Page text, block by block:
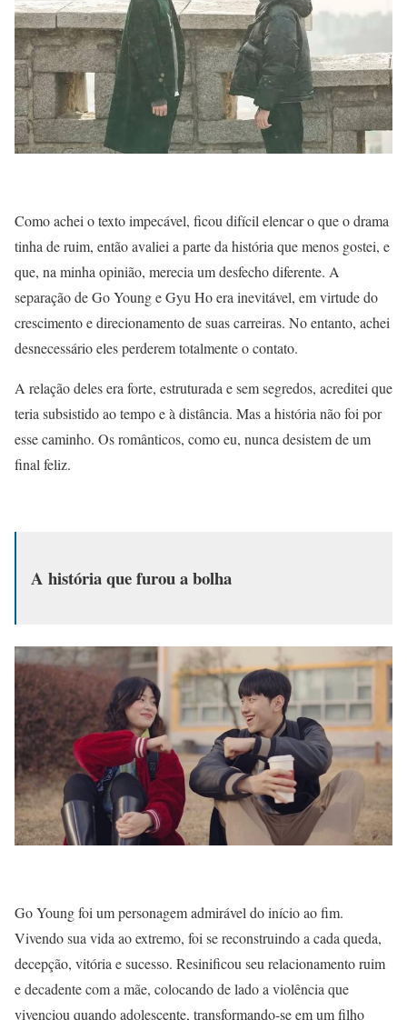
Como achei o texto impecável, ficou difícil elencar o que o drama
tinha de ruim, então avaliei a parte da história que menos gostei, e
que, na minha opinião, merecia um desfecho diferente. A
separação de Go Young e Gyu Ho era inevitável, em virtude do
crescimento e direcionamento de suas carreiras. No entanto, achei
desnecessário eles perderem totalmente o contato.
A relação deles era forte, estruturada e sem segredos, acreditei que
teria subsistido ao tempo e à distância. Mas a história não foi por
esse caminho. Os românticos, como eu, nunca desistem de um
final feliz.
A história que furou a bolha
Go Young foi um personagem admirável do início ao fim.
Vivendo sua vida ao extremo, foi se reconstruindo a cada queda,
decepção, vitória e sucesso. Resinificou seu relacionamento ruim
e decadente com a mãe, colocando de lado a violência que
vivenciou quando adolescente, transformando-se em um filho